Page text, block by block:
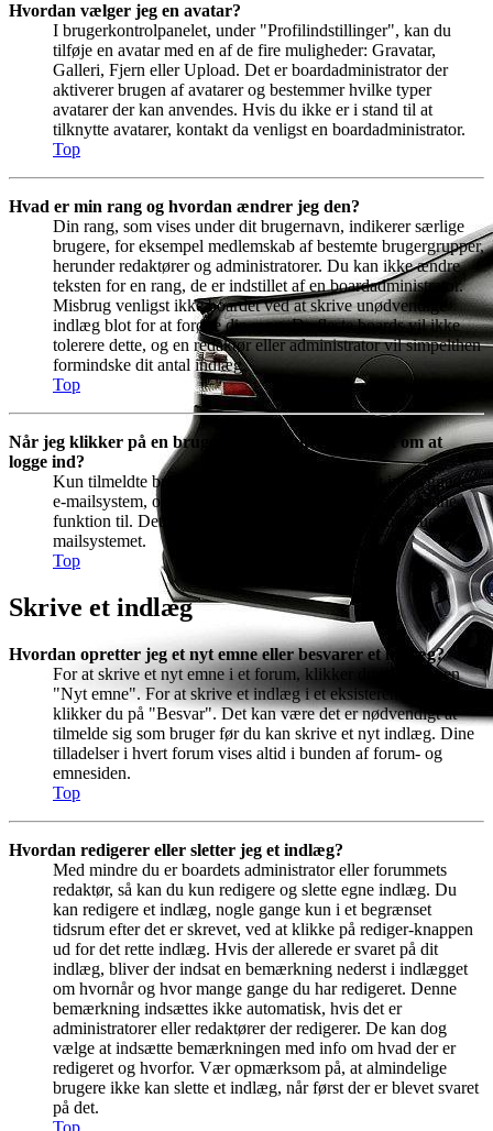
Hvordan vælger jeg en avatar?
I brugerkontrolpanelet, under "Profilindstillinger", kan du
tilføje en avatar med en af de fire muligheder: Gravatar,
Galleri, Fjern eller Upload. Det er boardadministrator der
aktiverer brugen af avatarer og bestemmer hvilke typer
avatarer der kan anvendes. Hvis du ikke er i stand til at
tilknytte avatarer, kontakt da venligst en boardadministrator.
Top
Hvad er min rang og hvordan ændrer jeg den?
Din rang, som vises under dit brugernavn, indikerer særlige
brugere, for eksempel medlemskab af bestemte brugergrupper,
herunder redaktører og administratorer. Du kan ikke ændre
teksten for en rang, de er indstillet af en boardadministrator.
Misbrug venligst ikke boardet ved at skrive unødvendige
indlæg blot for at forøge din rang. De fleste boards vil ikke
tolerere dette, og en redaktør eller administrator vil simpelthen
formindske dit antal indlæg.
Top
Når jeg klikker på en brugers e-mail, bliver jeg bedt om at
logge ind?
Kun tilmeldte brugere kan sende e-mails via det indbyggede
e-mailsystem, og kun hvis en administrator har slået denne
funktion til. Dette er for at forhindre gæster i at misbruge e-
mailsystemet.
Top
Skrive et indlæg
Hvordan opretter jeg et nyt emne eller besvarer et indlæg?
For at skrive et nyt emne i et forum, klikker du på knappen
"Nyt emne". For at skrive et indlæg i et eksisterende emne,
klikker du på "Besvar". Det kan være det er nødvendigt at
tilmelde sig som bruger før du kan skrive et nyt indlæg. Dine
tilladelser i hvert forum vises altid i bunden af forum- og
emnesiden.
Top
Hvordan redigerer eller sletter jeg et indlæg?
Med mindre du er boardets administrator eller forummets
redaktør, så kan du kun redigere og slette egne indlæg. Du
kan redigere et indlæg, nogle gange kun i et begrænset
tidsrum efter det er skrevet, ved at klikke på rediger-knappen
ud for det rette indlæg. Hvis der allerede er svaret på dit
indlæg, bliver der indsat en bemærkning nederst i indlægget
om hvornår og hvor mange gange du har redigeret. Denne
bemærkning indsættes ikke automatisk, hvis det er
administratorer eller redaktører der redigerer. De kan dog
vælge at indsætte bemærkningen med info om hvad der er
redigeret og hvorfor. Vær opmærksom på, at almindelige
brugere ikke kan slette et indlæg, når først der er blevet svaret
på det.
Top